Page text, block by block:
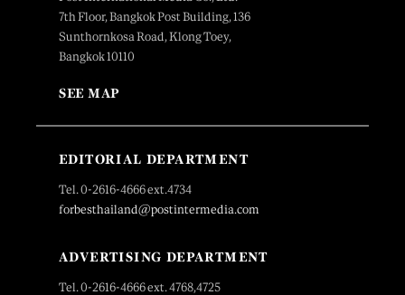
7th Floor, Bangkok Post Building, 136
Sunthornkosa Road, Klong Toey,
Bangkok 10110
SEE MAP
EDITORIAL DEPARTMENT
Tel. 0-2616-4666 ext.4734
forbesthailand@postintermedia.com
ADVERTISING DEPARTMENT
Tel. 0-2616-4666 ext. 4768,4725